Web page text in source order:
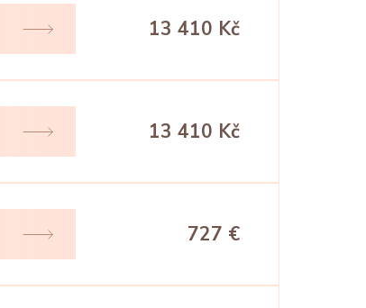
13 410 Kč
13 410 Kč
727 €